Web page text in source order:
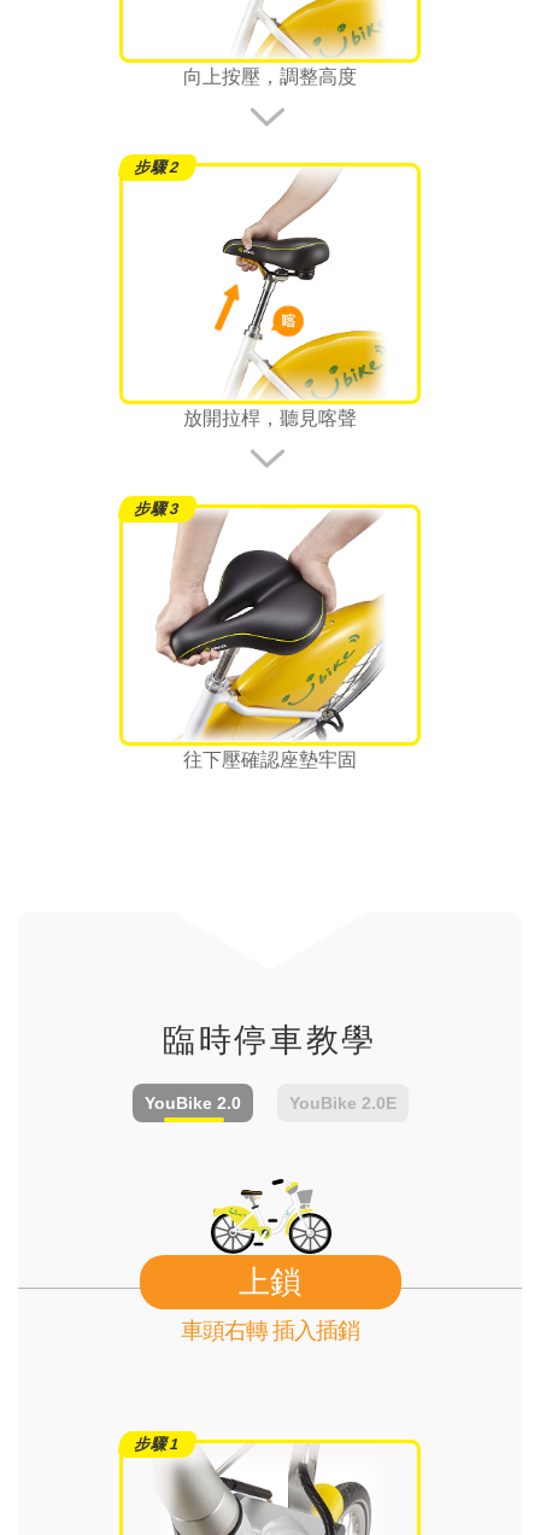
向上按壓，調整高度
放開拉桿，聽見喀聲
往下壓確認座墊牢固
臨時停車教學
YouBike 2.0 YouBike 2.0E
上鎖
車頭右轉 插入插銷